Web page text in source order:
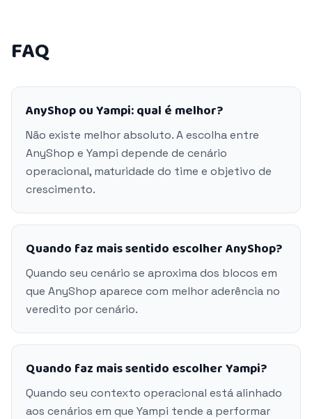
FAQ
AnyShop ou Yampi: qual é melhor?
Não existe melhor absoluto. A escolha entre
AnyShop e Yampi depende de cenário
operacional, maturidade do time e objetivo de
crescimento.
Quando faz mais sentido escolher AnyShop?
Quando seu cenário se aproxima dos blocos em
que AnyShop aparece com melhor aderência no
veredito por cenário.
Quando faz mais sentido escolher Yampi?
Quando seu contexto operacional está alinhado
aos cenários em que Yampi tende a performar